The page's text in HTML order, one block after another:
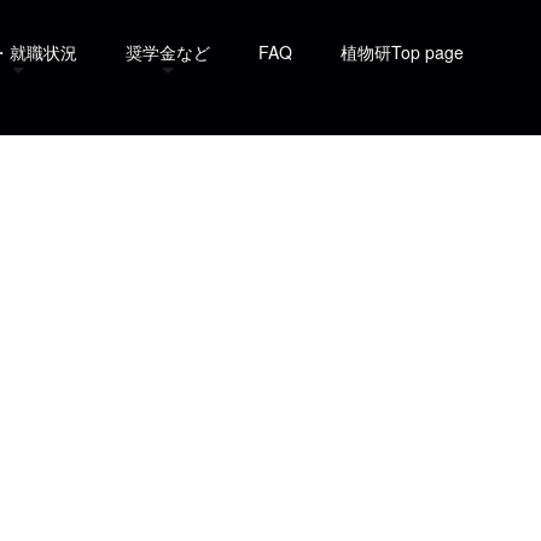
就職状況 奨学金など FAQ
植物研Top page